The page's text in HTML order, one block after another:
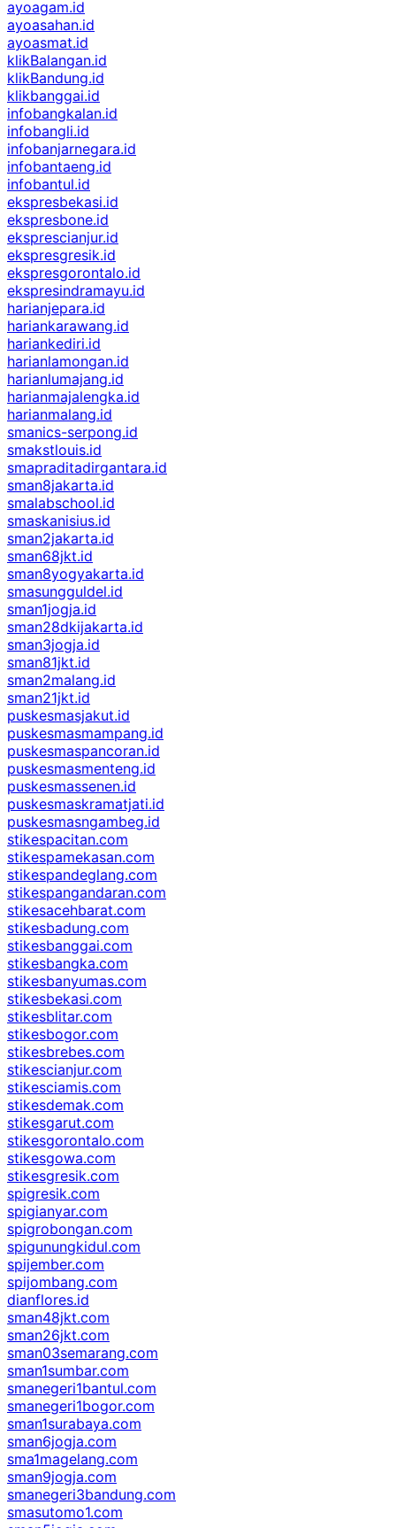
ayoagam.id
ayoasahan.id
ayoasmat.id
klikBalangan.id
klikBandung.id
klikbanggai.id
infobangkalan.id
infobangli.id
infobanjarnegara.id
infobantaeng.id
infobantul.id
ekspresbekasi.id
ekspresbone.id
eksprescianjur.id
ekspresgresik.id
ekspresgorontalo.id
ekspresindramayu.id
harianjepara.id
hariankarawang.id
hariankediri.id
harianlamongan.id
harianlumajang.id
harianmajalengka.id
harianmalang.id
smanics-serpong.id
smakstlouis.id
smapraditadirgantara.id
sman8jakarta.id
smalabschool.id
smaskanisius.id
sman2jakarta.id
sman68jkt.id
sman8yogyakarta.id
smasungguldel.id
sman1jogja.id
sman28dkijakarta.id
sman3jogja.id
sman81jkt.id
sman2malang.id
sman21jkt.id
puskesmasjakut.id
puskesmasmampang.id
puskesmaspancoran.id
puskesmasmenteng.id
puskesmassenen.id
puskesmaskramatjati.id
puskesmasngambeg.id
stikespacitan.com
stikespamekasan.com
stikespandeglang.com
stikespangandaran.com
stikesacehbarat.com
stikesbadung.com
stikesbanggai.com
stikesbangka.com
stikesbanyumas.com
stikesbekasi.com
stikesblitar.com
stikesbogor.com
stikesbrebes.com
stikescianjur.com
stikesciamis.com
stikesdemak.com
stikesgarut.com
stikesgorontalo.com
stikesgowa.com
stikesgresik.com
spigresik.com
spigianyar.com
spigrobongan.com
spigunungkidul.com
spijember.com
spijombang.com
dianflores.id
sman48jkt.com
sman26jkt.com
sman03semarang.com
sman1sumbar.com
smanegeri1bantul.com
smanegeri1bogor.com
sman1surabaya.com
sman6jogja.com
sma1magelang.com
sman9jogja.com
smanegeri3bandung.com
smasutomo1.com